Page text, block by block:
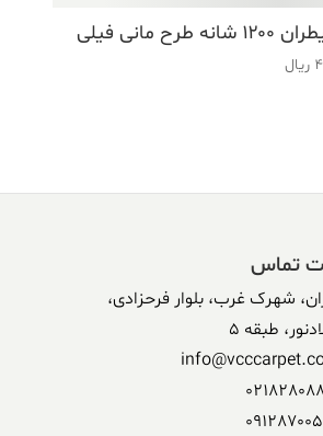
مانی فیلی
ریال
تماس
شهرک غرب، بلوار فرحزادی،
طبقه 5